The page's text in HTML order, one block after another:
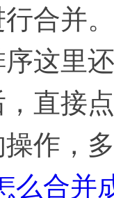
合并。
里还
接点
，多
么合并